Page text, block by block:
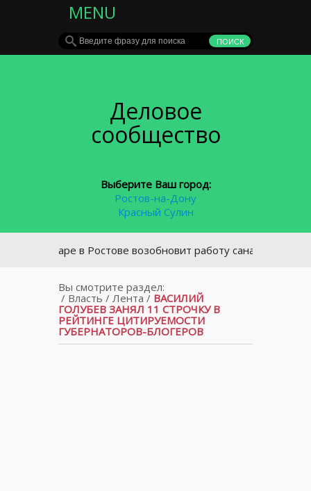
MENU
Деловое
сообщество
Выберите Ваш город:
Ростов-на-Дону
Красный Сулин
январе в Ростове возобновит работу санаторная школа-
Вы смотрите раздел:
/ Власть / Лента / ВАСИЛИЙ
ГОЛУБЕВ ЗАНЯЛ 11 СТРОЧКУ В
РЕЙТИНГЕ ЦИТИРУЕМОСТИ
ГУБЕРНАТОРОВ-БЛОГЕРОВ